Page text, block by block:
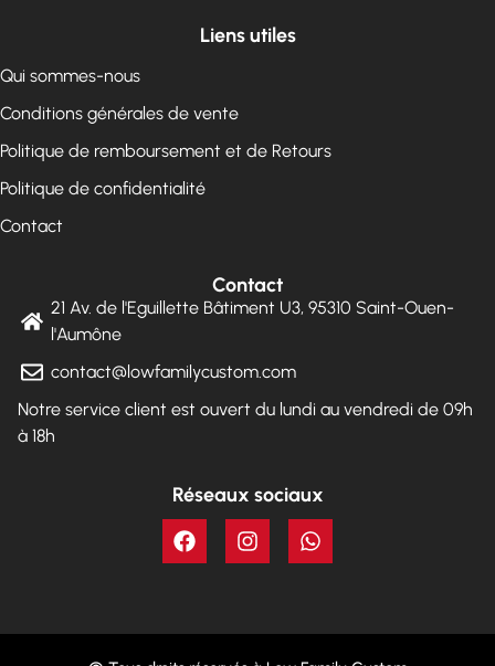
Liens utiles
Qui sommes-nous
Conditions générales de vente
Politique de remboursement et de Retours
Politique de confidentialité
Contact
Contact
21 Av. de l'Eguillette Bâtiment U3, 95310 Saint-Ouen-
l'Aumône
contact@lowfamilycustom.com
Notre service client est ouvert du lundi au vendredi de 09h
à 18h
Réseaux sociaux